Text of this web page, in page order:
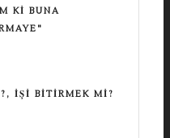
KI BUNA
İŞI BITIRMEK MI?